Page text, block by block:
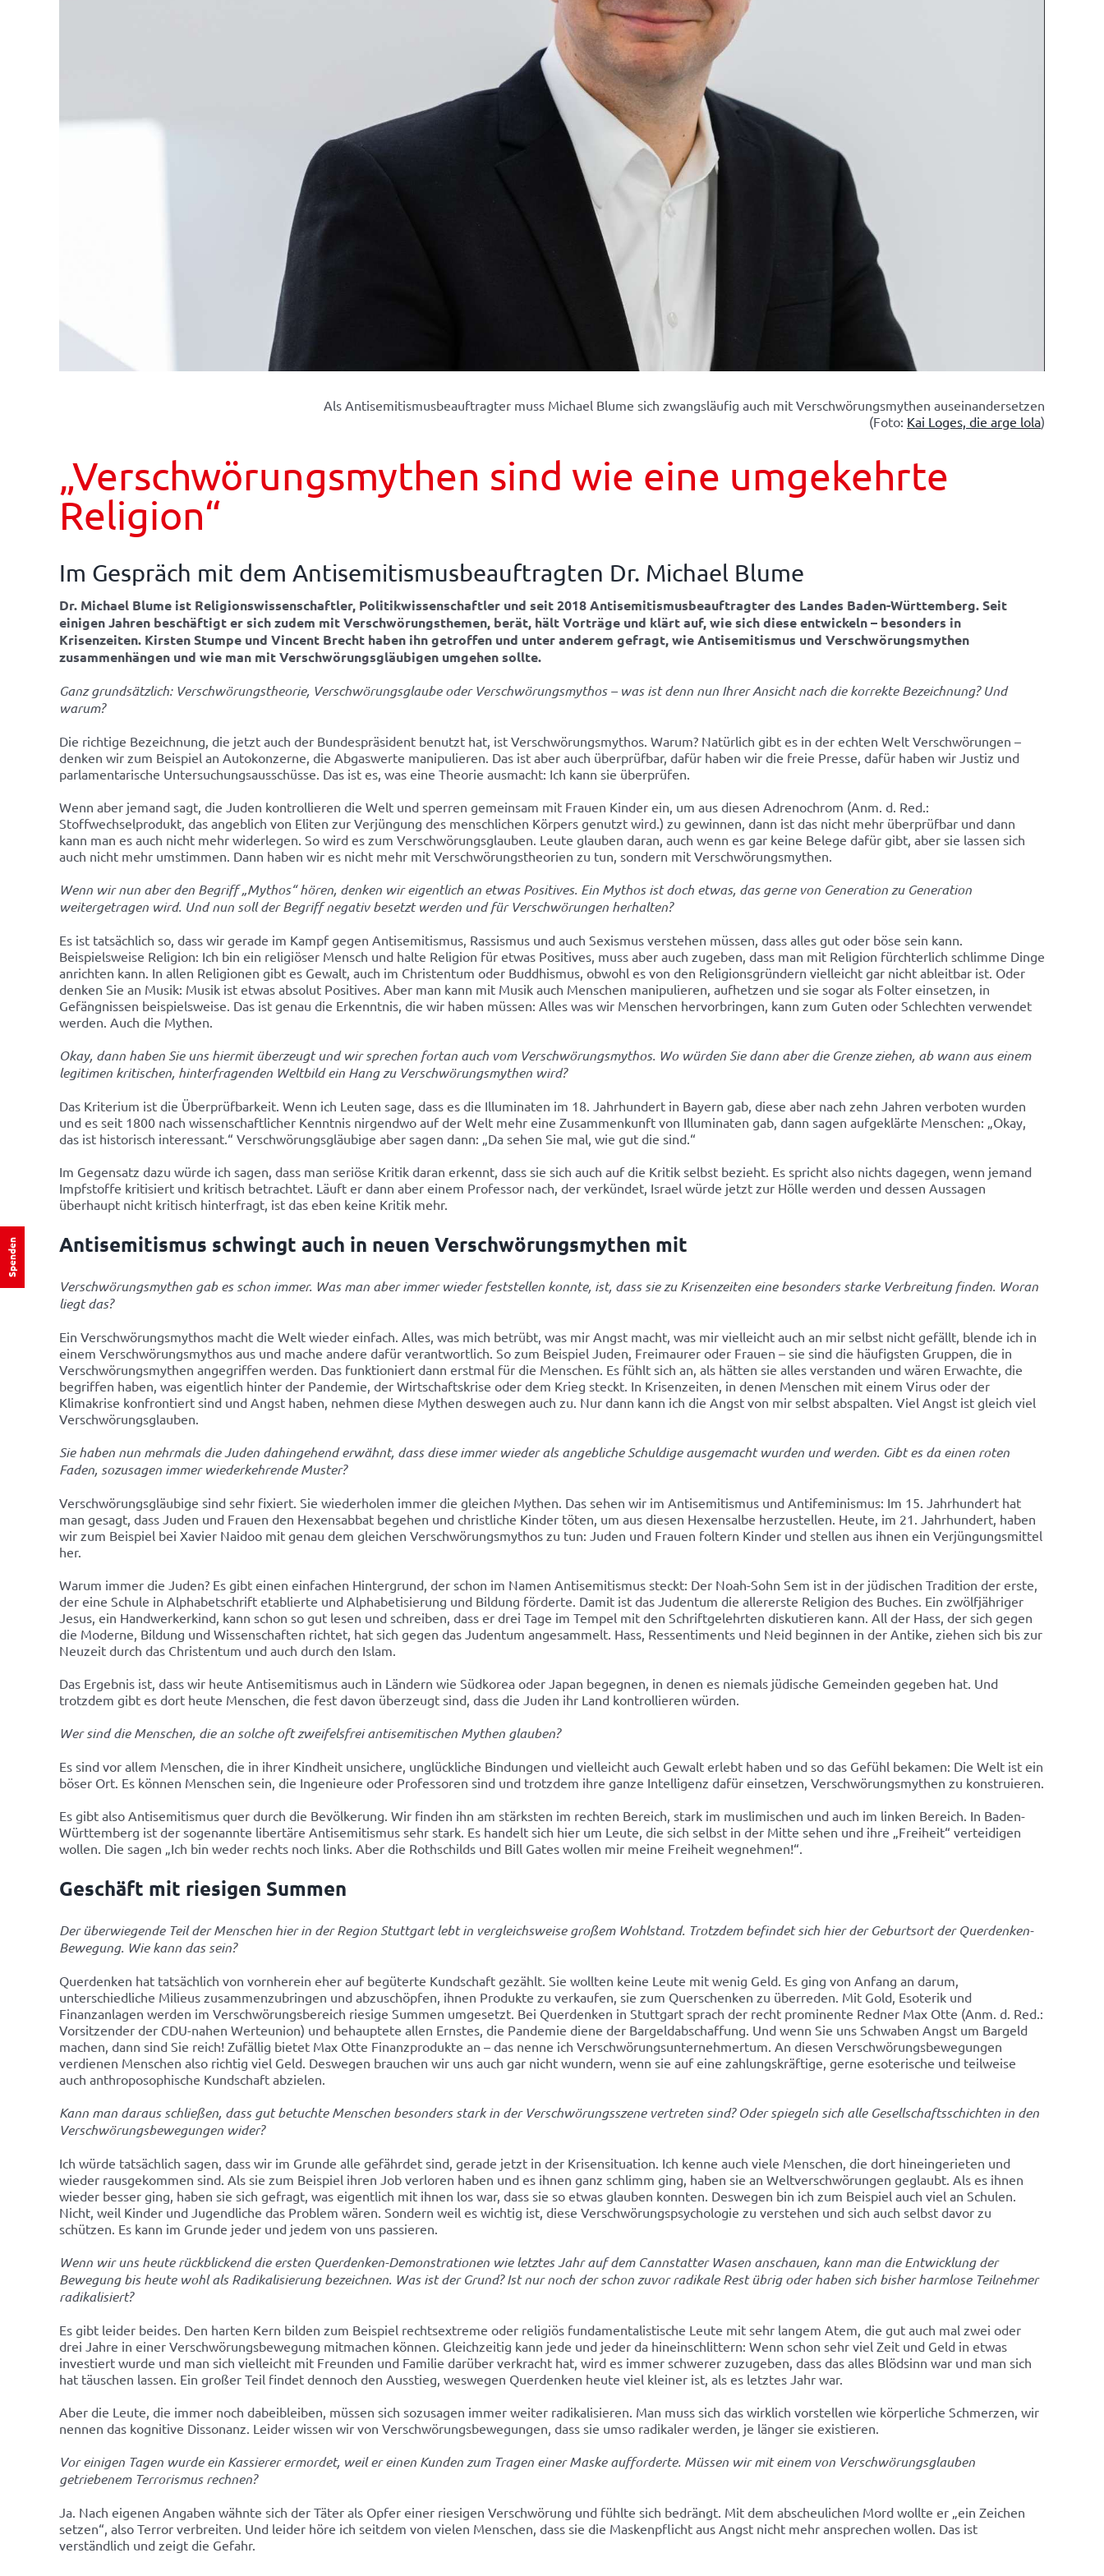
Als Antisemitismusbeauftragter muss Michael Blume sich zwangsläufig auch mit Verschwörungsmythen auseinandersetzen
(Foto: Kai Loges, die arge lola)
„Verschwörungsmythen sind wie eine umgekehrte
Religion“
Im Gespräch mit dem Antisemitismusbeauftragten Dr. Michael Blume
Dr. Michael Blume ist Religionswissenschaftler, Politikwissenschaftler und seit 2018 Antisemitismusbeauftragter des Landes Baden-Württemberg. Seit
einigen Jahren beschäftigt er sich zudem mit Verschwörungsthemen, berät, hält Vorträge und klärt auf, wie sich diese entwickeln – besonders in
Krisenzeiten. Kirsten Stumpe und Vincent Brecht haben ihn getroffen und unter anderem gefragt, wie Antisemitismus und Verschwörungsmythen
zusammenhängen und wie man mit Verschwörungsgläubigen umgehen sollte.
Ganz grundsätzlich: Verschwörungstheorie, Verschwörungsglaube oder Verschwörungsmythos – was ist denn nun Ihrer Ansicht nach die korrekte Bezeichnung? Und
warum?
Die richtige Bezeichnung, die jetzt auch der Bundespräsident benutzt hat, ist Verschwörungsmythos. Warum? Natürlich gibt es in der echten Welt Verschwörungen –
denken wir zum Beispiel an Autokonzerne, die Abgaswerte manipulieren. Das ist aber auch überprüfbar, dafür haben wir die freie Presse, dafür haben wir Justiz und
parlamentarische Untersuchungsausschüsse. Das ist es, was eine Theorie ausmacht: Ich kann sie überprüfen.
Wenn aber jemand sagt, die Juden kontrollieren die Welt und sperren gemeinsam mit Frauen Kinder ein, um aus diesen Adrenochrom (Anm. d. Red.:
Stoffwechselprodukt, das angeblich von Eliten zur Verjüngung des menschlichen Körpers genutzt wird.) zu gewinnen, dann ist das nicht mehr überprüfbar und dann
kann man es auch nicht mehr widerlegen. So wird es zum Verschwörungsglauben. Leute glauben daran, auch wenn es gar keine Belege dafür gibt, aber sie lassen sich
auch nicht mehr umstimmen. Dann haben wir es nicht mehr mit Verschwörungstheorien zu tun, sondern mit Verschwörungsmythen.
Wenn wir nun aber den Begriff „Mythos“ hören, denken wir eigentlich an etwas Positives. Ein Mythos ist doch etwas, das gerne von Generation zu Generation
weitergetragen wird. Und nun soll der Begriff negativ besetzt werden und für Verschwörungen herhalten?
Es ist tatsächlich so, dass wir gerade im Kampf gegen Antisemitismus, Rassismus und auch Sexismus verstehen müssen, dass alles gut oder böse sein kann.
Beispielsweise Religion: Ich bin ein religiöser Mensch und halte Religion für etwas Positives, muss aber auch zugeben, dass man mit Religion fürchterlich schlimme Dinge
anrichten kann. In allen Religionen gibt es Gewalt, auch im Christentum oder Buddhismus, obwohl es von den Religionsgründern vielleicht gar nicht ableitbar ist. Oder
denken Sie an Musik: Musik ist etwas absolut Positives. Aber man kann mit Musik auch Menschen manipulieren, aufhetzen und sie sogar als Folter einsetzen, in
Gefängnissen beispielsweise. Das ist genau die Erkenntnis, die wir haben müssen: Alles was wir Menschen hervorbringen, kann zum Guten oder Schlechten verwendet
werden. Auch die Mythen.
Okay, dann haben Sie uns hiermit überzeugt und wir sprechen fortan auch vom Verschwörungsmythos. Wo würden Sie dann aber die Grenze ziehen, ab wann aus einem
legitimen kritischen, hinterfragenden Weltbild ein Hang zu Verschwörungsmythen wird?
Das Kriterium ist die Überprüfbarkeit. Wenn ich Leuten sage, dass es die Illuminaten im 18. Jahrhundert in Bayern gab, diese aber nach zehn Jahren verboten wurden
und es seit 1800 nach wissenschaftlicher Kenntnis nirgendwo auf der Welt mehr eine Zusammenkunft von Illuminaten gab, dann sagen aufgeklärte Menschen: „Okay,
das ist historisch interessant.“ Verschwörungsgläubige aber sagen dann: „Da sehen Sie mal, wie gut die sind.“
Im Gegensatz dazu würde ich sagen, dass man seriöse Kritik daran erkennt, dass sie sich auch auf die Kritik selbst bezieht. Es spricht also nichts dagegen, wenn jemand
Impfstoffe kritisiert und kritisch betrachtet. Läuft er dann aber einem Professor nach, der verkündet, Israel würde jetzt zur Hölle werden und dessen Aussagen
überhaupt nicht kritisch hinterfragt, ist das eben keine Kritik mehr.
Antisemitismus schwingt auch in neuen Verschwörungsmythen mit
Verschwörungsmythen gab es schon immer. Was man aber immer wieder feststellen konnte, ist, dass sie zu Krisenzeiten eine besonders starke Verbreitung finden. Woran
liegt das?
Ein Verschwörungsmythos macht die Welt wieder einfach. Alles, was mich betrübt, was mir Angst macht, was mir vielleicht auch an mir selbst nicht gefällt, blende ich in
einem Verschwörungsmythos aus und mache andere dafür verantwortlich. So zum Beispiel Juden, Freimaurer oder Frauen – sie sind die häufigsten Gruppen, die in
Verschwörungsmythen angegriffen werden. Das funktioniert dann erstmal für die Menschen. Es fühlt sich an, als hätten sie alles verstanden und wären Erwachte, die
begriffen haben, was eigentlich hinter der Pandemie, der Wirtschaftskrise oder dem Krieg steckt. In Krisenzeiten, in denen Menschen mit einem Virus oder der
Klimakrise konfrontiert sind und Angst haben, nehmen diese Mythen deswegen auch zu. Nur dann kann ich die Angst von mir selbst abspalten. Viel Angst ist gleich viel
Verschwörungsglauben.
Sie haben nun mehrmals die Juden dahingehend erwähnt, dass diese immer wieder als angebliche Schuldige ausgemacht wurden und werden. Gibt es da einen roten
Faden, sozusagen immer wiederkehrende Muster?
Verschwörungsgläubige sind sehr fixiert. Sie wiederholen immer die gleichen Mythen. Das sehen wir im Antisemitismus und Antifeminismus: Im 15. Jahrhundert hat
man gesagt, dass Juden und Frauen den Hexensabbat begehen und christliche Kinder töten, um aus diesen Hexensalbe herzustellen. Heute, im 21. Jahrhundert, haben
wir zum Beispiel bei Xavier Naidoo mit genau dem gleichen Verschwörungsmythos zu tun: Juden und Frauen foltern Kinder und stellen aus ihnen ein Verjüngungsmittel
her.
Warum immer die Juden? Es gibt einen einfachen Hintergrund, der schon im Namen Antisemitismus steckt: Der Noah-Sohn Sem ist in der jüdischen Tradition der erste,
der eine Schule in Alphabetschrift etablierte und Alphabetisierung und Bildung förderte. Damit ist das Judentum die allererste Religion des Buches. Ein zwölfjähriger
Jesus, ein Handwerkerkind, kann schon so gut lesen und schreiben, dass er drei Tage im Tempel mit den Schriftgelehrten diskutieren kann. All der Hass, der sich gegen
die Moderne, Bildung und Wissenschaften richtet, hat sich gegen das Judentum angesammelt. Hass, Ressentiments und Neid beginnen in der Antike, ziehen sich bis zur
Neuzeit durch das Christentum und auch durch den Islam.
Das Ergebnis ist, dass wir heute Antisemitismus auch in Ländern wie Südkorea oder Japan begegnen, in denen es niemals jüdische Gemeinden gegeben hat. Und
trotzdem gibt es dort heute Menschen, die fest davon überzeugt sind, dass die Juden ihr Land kontrollieren würden.
Wer sind die Menschen, die an solche oft zweifelsfrei antisemitischen Mythen glauben?
Es sind vor allem Menschen, die in ihrer Kindheit unsichere, unglückliche Bindungen und vielleicht auch Gewalt erlebt haben und so das Gefühl bekamen: Die Welt ist ein
böser Ort. Es können Menschen sein, die Ingenieure oder Professoren sind und trotzdem ihre ganze Intelligenz dafür einsetzen, Verschwörungsmythen zu konstruieren.
Es gibt also Antisemitismus quer durch die Bevölkerung. Wir finden ihn am stärksten im rechten Bereich, stark im muslimischen und auch im linken Bereich. In Baden-
Württemberg ist der sogenannte libertäre Antisemitismus sehr stark. Es handelt sich hier um Leute, die sich selbst in der Mitte sehen und ihre „Freiheit“ verteidigen
wollen. Die sagen „Ich bin weder rechts noch links. Aber die Rothschilds und Bill Gates wollen mir meine Freiheit wegnehmen!“.
Geschäft mit riesigen Summen
Der überwiegende Teil der Menschen hier in der Region Stuttgart lebt in vergleichsweise großem Wohlstand. Trotzdem befindet sich hier der Geburtsort der Querdenken-
Bewegung. Wie kann das sein?
Querdenken hat tatsächlich von vornherein eher auf begüterte Kundschaft gezählt. Sie wollten keine Leute mit wenig Geld. Es ging von Anfang an darum,
unterschiedliche Milieus zusammenzubringen und abzuschöpfen, ihnen Produkte zu verkaufen, sie zum Querschenken zu überreden. Mit Gold, Esoterik und
Finanzanlagen werden im Verschwörungsbereich riesige Summen umgesetzt. Bei Querdenken in Stuttgart sprach der recht prominente Redner Max Otte (Anm. d. Red.:
Vorsitzender der CDU-nahen Werteunion) und behauptete allen Ernstes, die Pandemie diene der Bargeldabschaffung. Und wenn Sie uns Schwaben Angst um Bargeld
machen, dann sind Sie reich! Zufällig bietet Max Otte Finanzprodukte an – das nenne ich Verschwörungsunternehmertum. An diesen Verschwörungsbewegungen
verdienen Menschen also richtig viel Geld. Deswegen brauchen wir uns auch gar nicht wundern, wenn sie auf eine zahlungskräftige, gerne esoterische und teilweise
auch anthroposophische Kundschaft abzielen.
Kann man daraus schließen, dass gut betuchte Menschen besonders stark in der Verschwörungsszene vertreten sind? Oder spiegeln sich alle Gesellschaftsschichten in den
Verschwörungsbewegungen wider?
Ich würde tatsächlich sagen, dass wir im Grunde alle gefährdet sind, gerade jetzt in der Krisensituation. Ich kenne auch viele Menschen, die dort hineingerieten und
wieder rausgekommen sind. Als sie zum Beispiel ihren Job verloren haben und es ihnen ganz schlimm ging, haben sie an Weltverschwörungen geglaubt. Als es ihnen
wieder besser ging, haben sie sich gefragt, was eigentlich mit ihnen los war, dass sie so etwas glauben konnten. Deswegen bin ich zum Beispiel auch viel an Schulen.
Nicht, weil Kinder und Jugendliche das Problem wären. Sondern weil es wichtig ist, diese Verschwörungspsychologie zu verstehen und sich auch selbst davor zu
schützen. Es kann im Grunde jeder und jedem von uns passieren.
Wenn wir uns heute rückblickend die ersten Querdenken-Demonstrationen wie letztes Jahr auf dem Cannstatter Wasen anschauen, kann man die Entwicklung der
Bewegung bis heute wohl als Radikalisierung bezeichnen. Was ist der Grund? Ist nur noch der schon zuvor radikale Rest übrig oder haben sich bisher harmlose Teilnehmer
radikalisiert?
Es gibt leider beides. Den harten Kern bilden zum Beispiel rechtsextreme oder religiös fundamentalistische Leute mit sehr langem Atem, die gut auch mal zwei oder
drei Jahre in einer Verschwörungsbewegung mitmachen können. Gleichzeitig kann jede und jeder da hineinschlittern: Wenn schon sehr viel Zeit und Geld in etwas
investiert wurde und man sich vielleicht mit Freunden und Familie darüber verkracht hat, wird es immer schwerer zuzugeben, dass das alles Blödsinn war und man sich
hat täuschen lassen. Ein großer Teil findet dennoch den Ausstieg, weswegen Querdenken heute viel kleiner ist, als es letztes Jahr war.
Aber die Leute, die immer noch dabeibleiben, müssen sich sozusagen immer weiter radikalisieren. Man muss sich das wirklich vorstellen wie körperliche Schmerzen, wir
nennen das kognitive Dissonanz. Leider wissen wir von Verschwörungsbewegungen, dass sie umso radikaler werden, je länger sie existieren.
Vor einigen Tagen wurde ein Kassierer ermordet, weil er einen Kunden zum Tragen einer Maske aufforderte. Müssen wir mit einem von Verschwörungsglauben
getriebenem Terrorismus rechnen?
Ja. Nach eigenen Angaben wähnte sich der Täter als Opfer einer riesigen Verschwörung und fühlte sich bedrängt. Mit dem abscheulichen Mord wollte er „ein Zeichen
setzen“, also Terror verbreiten. Und leider höre ich seitdem von vielen Menschen, dass sie die Maskenpflicht aus Angst nicht mehr ansprechen wollen. Das ist
verständlich und zeigt die Gefahr.
Spenden